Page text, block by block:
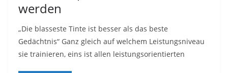
werden
„Die blasseste Tinte ist besser als das beste
Gedächtnis“ Ganz gleich auf welchem Leistungsniveau
sie trainieren, eins ist allen leistungsorientierten